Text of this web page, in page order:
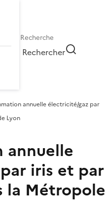
Rechercher
annuelle électricité/gaz par
Lyon
annuelle
iris et par
la Métropole